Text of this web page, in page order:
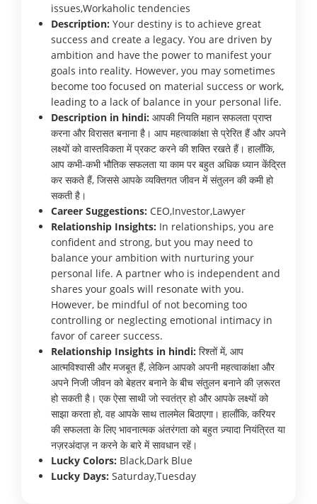
issues,Workaholic tendencies
Description: Your destiny is to achieve great
success and create a legacy. You are driven by
ambition and have the power to manifest your
goals into reality. However, you may sometimes
become too focused on material success or work,
leading to a lack of balance in your personal life.
Description in hindi: आपकी नियति महान सफलता प्राप्त
करना और विरासत बनाना है। आप महत्वाकांक्षा से प्रेरित हैं और अपने
लक्ष्यों को वास्तविकता में प्रकट करने की शक्ति रखते हैं। हालाँकि,
आप कभी-कभी भौतिक सफलता या काम पर बहुत अधिक ध्यान केंद्रित
कर सकते हैं, जिससे आपके व्यक्तिगत जीवन में संतुलन की कमी हो
सकती है।
Career Suggestions: CEO,Investor,Lawyer
Relationship Insights: In relationships, you are
confident and strong, but you may need to
balance your ambition with nurturing your
personal life. A partner who is independent and
shares your goals will resonate with you.
However, be mindful of not becoming too
controlling or neglecting emotional intimacy in
favor of career success.
Relationship Insights in hindi: रिश्तों में, आप
आत्मविश्वासी और मजबूत हैं, लेकिन आपको अपनी महत्वाकांक्षा और
अपने निजी जीवन को बेहतर बनाने के बीच संतुलन बनाने की ज़रूरत
हो सकती है। एक ऐसा साथी जो स्वतंत्र हो और आपके लक्ष्यों को
साझा करता हो, वह आपके साथ तालमेल बिठाएगा। हालाँकि, करियर
की सफलता के लिए भावनात्मक अंतरंगता को बहुत ज़्यादा नियंत्रित या
नज़रअंदाज़ न करने के बारे में सावधान रहें।
Lucky Colors: Black,Dark Blue
Lucky Days: Saturday,Tuesday